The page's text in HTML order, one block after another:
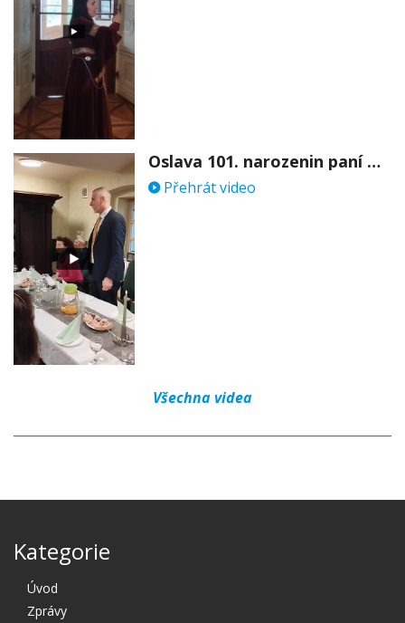
Oslava 101. narozenin paní Věry Skořepové
Přehrát video
Všechna videa
Kategorie
Úvod
Zprávy